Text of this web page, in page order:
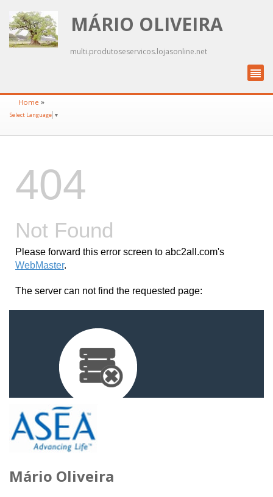
MÁRIO OLIVEIRA
multi.produtoseservicos.lojasonline.net
Home »
Select Language ▼
Mário Oliveira